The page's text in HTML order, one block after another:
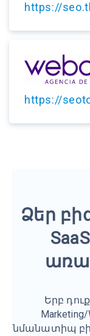
https://
https://
Ձեր
Երբ
նմանատիպ